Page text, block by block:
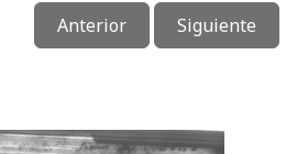
Anterior Siguiente